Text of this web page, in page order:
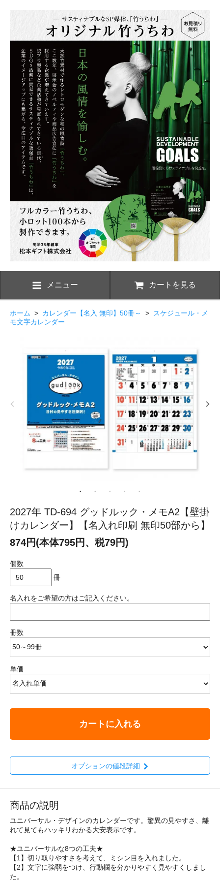
メニュー カートを見る
ホーム > カレンダー【名入 無印】50冊～ > スケジュール・メ
モ文字カレンダー
2027年 TD-694 グッドルック・メモA2【壁掛
けカレンダー】【名入れ印刷 無印50部から】
874円(本体795円、税79円)
個数
冊
名入れをご希望の方はご記入ください。
冊数
単価
カートに入れる
オプションの値段詳細
商品の説明
ユニバーサル・デザインのカレンダーです。驚異の見やすさ、離
れて見てもハッキリわかる大安表示です。
★ユニバーサルな8つの工夫★
【1】切り取りやすさを考えて、ミシン目を入れました。
【2】文字に強弱をつけ、行動欄を分かりやすく見やすくしまし
た。